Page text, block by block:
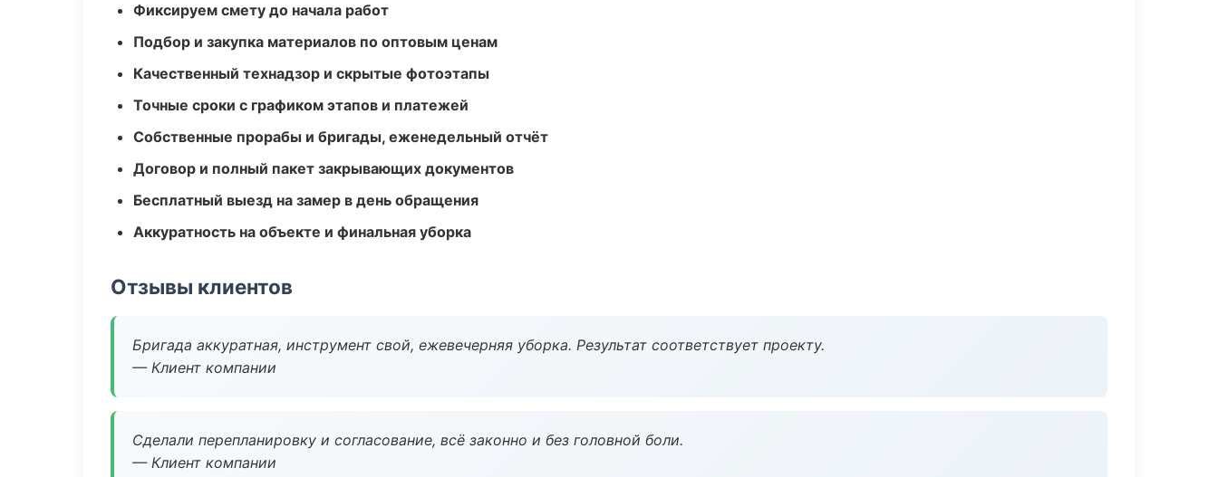
Фиксируем смету до начала работ
Подбор и закупка материалов по оптовым ценам
Качественный технадзор и скрытые фотоэтапы
Точные сроки с графиком этапов и платежей
Собственные прорабы и бригады, еженедельный отчёт
Договор и полный пакет закрывающих документов
Бесплатный выезд на замер в день обращения
Аккуратность на объекте и финальная уборка
Отзывы клиентов
Бригада аккуратная, инструмент свой, ежевечерняя уборка. Результат соответствует проекту.
— Клиент компании
Сделали перепланировку и согласование, всё законно и без головной боли.
— Клиент компании